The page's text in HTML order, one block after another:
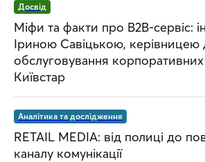
Досвід
Міфи та факти про B2B-сервіс:
Іриною Савіцькою, керівницею
обслуговування корпоративних
Київстар
Аналітика та дослідження
RETAIL MEDIA: від полиці до
каналу комунікації